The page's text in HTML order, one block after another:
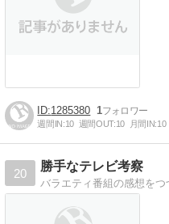
1285380 1
週間IN:10 週間OUT:10 月間IN:10
20
勝手なテレビ考察
バラエティ番組の感想をつ